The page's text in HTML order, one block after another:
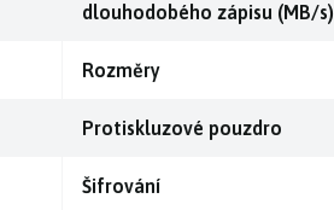
dlouhodobého zápisu (MB/s)
Rozměry
Protiskluzové pouzdro
Šifrování